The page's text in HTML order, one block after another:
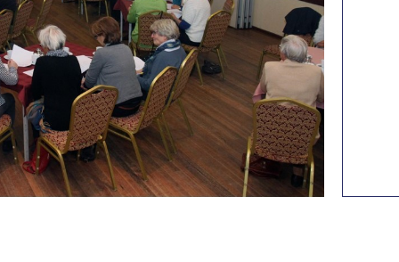
De werkgroep komt 1 maal per
middags van 14.00 uur tot 16.30
Geïnteresseerde inwoners uit
de genoemde uren welkom met
Leden:
Wies Assendorp
Gerry Bouwhuis